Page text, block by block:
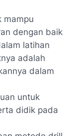
mampu
dengan baik
latihan
adalah
dalam
untuk
didik pada